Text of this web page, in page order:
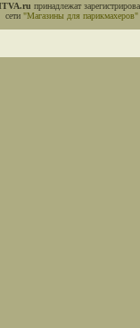
принадлежат
сети "Магазины для парикмахеров"